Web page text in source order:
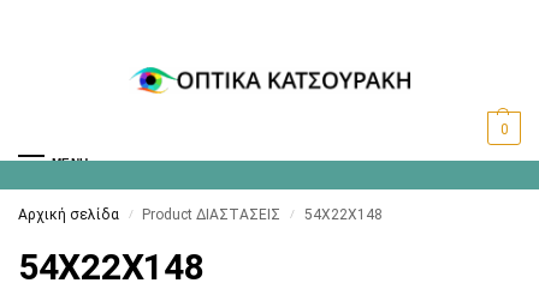
MENU
0
Αρχική σελίδα / Product ΔΙΑΣΤΑΣΕΙΣ / 54X22X148
54X22X148